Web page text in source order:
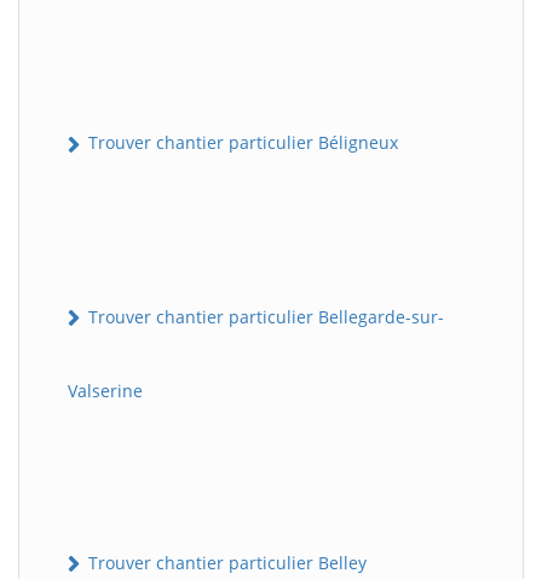
Trouver chantier particulier Béligneux
Trouver chantier particulier Bellegarde-sur-
Valserine
Trouver chantier particulier Belley